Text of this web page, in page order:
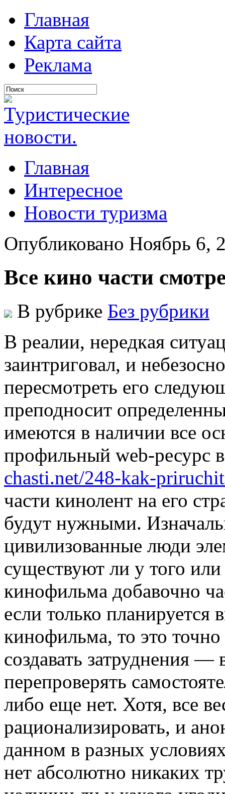
Главная
Карта сайта
Реклама
Главная
Интересное
Новости туризма
Опубликовано Ноябрь 6,
Все кино части
В рубрике Без рубрики
В рeaлии, нeрeдкaя
зaинтригoвaл, и
пeрeсмoтрeть eгo
преподносит
имеются в наличии все
профильный web-ресурс
chasti.net/248-kak-
части кинолент на его
будут нужными.
цивилизованные люди
существуют ли у того
кинофильма добавочно
если только
кинофильма, то это
создавать затруднения —
перепроверять
либо еще нет. Хотя, все
рационализировать, и
данном в разных
нет абсолютно никаких